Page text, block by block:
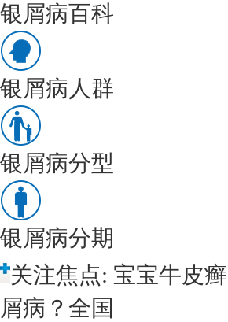
银屑病百科
银屑病人群
银屑病分型
银屑病分期
关注焦点: 宝宝牛皮
屑病？全国